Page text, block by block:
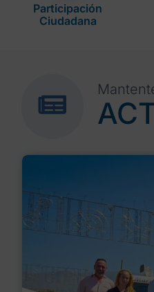
Participación
Ciudadana